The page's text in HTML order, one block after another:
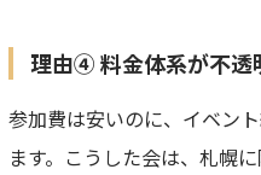
理由④ 料金体系が不透
参加費は安いのに、イベン
ます。こうした会は、札幌